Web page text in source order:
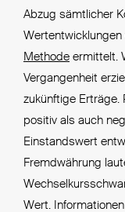
Abzug sämtlicher
Methodeermittelt.
Vergangenheit
zukünftige Erträge.
positiv als auch
Einstandswert
Fremdwährung
Wert.